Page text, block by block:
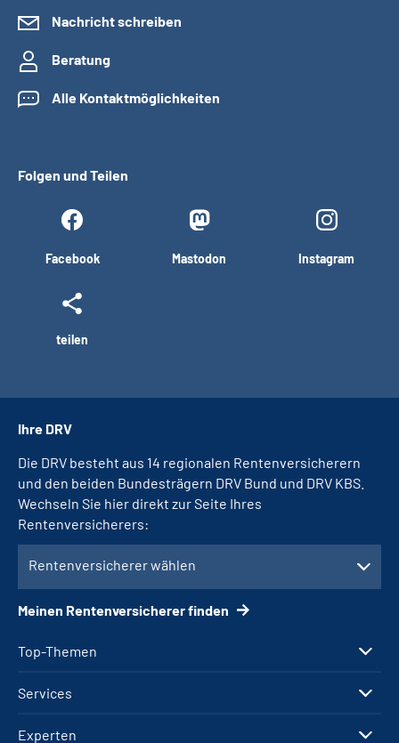
Nachricht schreiben
Beratung
Alle Kontaktmöglichkeiten
Folgen und Teilen
Facebook Mastodon Instagram
teilen
Top-Themen
Services
Experten
Ihre DRV
Die DRV besteht aus 14 regionalen Rentenversicherern
und den beiden Bundesträgern DRV Bund und DRV KBS.
Wechseln Sie hier direkt zur Seite Ihres
Rentenversicherers:
Rentenversicherer wählen
Meinen Rentenversicherer finden